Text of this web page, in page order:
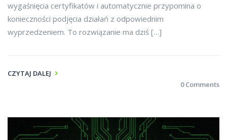
wygaśnięcia certyfikatów i automatycznie przypomina o
konieczności podjęcia działań z odpowiednim
wyprzedzeniem. To rozwiązanie ma dziś […]
CZYTAJ DALEJ
0 Comments